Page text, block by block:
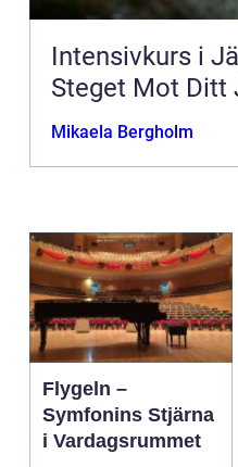
Intensivkurs i
Steget Mot Ditt
Mikaela Bergholm
Flygeln –
Symfonins Stjärna
i Vardagsrummet